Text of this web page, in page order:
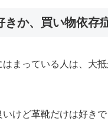
きか、買い物依存
はまっている人は、大
いけど革靴だけは好き